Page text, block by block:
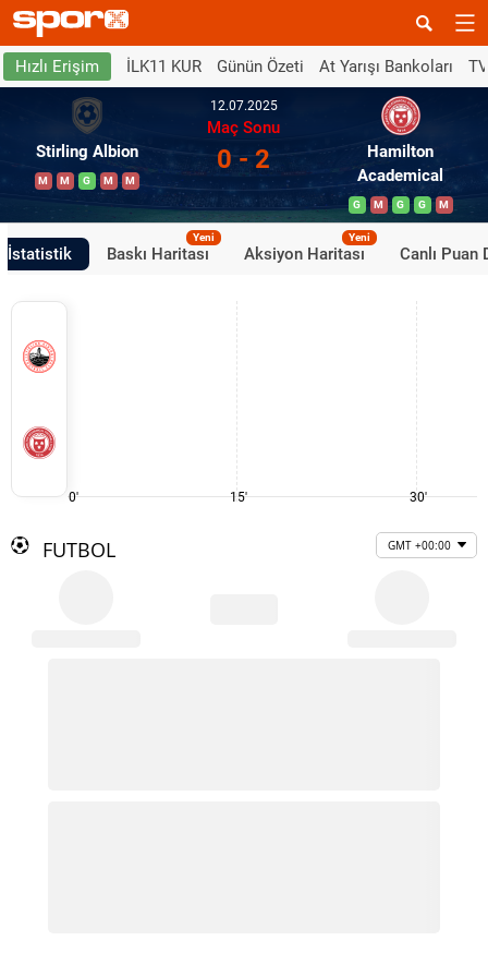
Hızlı Erişim İLK11 KUR Günün Özeti At Yarışı Bankoları
Stirling Albion
M M G M M
12.07.2025
Maç Sonu
0 - 2
Hamilton
Academical
G M G G M
İstatistik Baskı Haritası
Yeni
Aksiyon Haritası
Yeni
Canlı Puan
0' 15' 30'
FUTBOL GMT +00:00